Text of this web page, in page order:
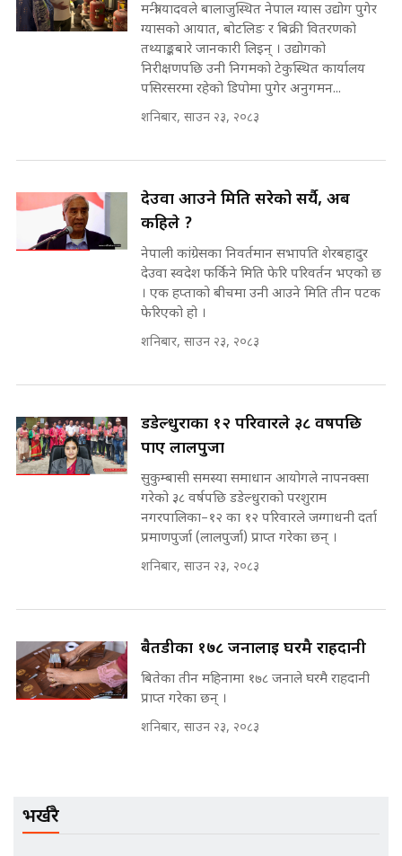
सहकारी पीडितसँग मन्त्री प्रतिभा रावलले
भनिन्–साथ दिनुहोस्, दबाब होइन ||
Sidhakura || Pratibha Rawal
Waterfall of Rasuwa ||
SIDHAKURA ||
कहिले बन्ला चक्रपथ ? विस्तार कार्यमा
किन भइरहेछ ढिलाइ ?The Ring Road
SIDHAKURA |
गुरुङ, भक्कानिए सांसदहरू ||
SIDHAKURA ||
उठिबास | The Dark Side of
'Poppo Live'-SIDHAKURA
INVESTIGATION
घुसको डिल || Raj Kumar Gupta ||
घुसको डिल गर्ने मन्त्रीकाे राजिनामा,
SIDHAKURA ||
प्रधानमन्त्री ? || SIDHAKURA ||
||
मन्त्री र पूर्व मन्त्रीको ७८ लाख घुस डिलको
SIDHAKURA |
मन्त्री राजकुमारलाई घुस दिने विचौलीया
मन्त्रीले घुस डिल गरेको अडियो ! दुई झोला
नोट मन्त्रीलाई घुस | SIDHAKURA |
मन्त्री यादवले बालाजुस्थित नेपाल ग्यास उद्योग पुगेर
ग्यासको आयात, बोटलिङ र बिक्री वितरणको
तथ्याङ्कबारे जानकारी लिइन् । उद्योगको
निरीक्षणपछि उनी निगमको टेकुस्थित कार्यालय
पसिरसरमा रहेको डिपोमा पुगेर अनुगमन...
शनिबार, साउन २३, २०८३
देउवा आउने मिति सरेको सर्यै, अब
कहिले ?
नेपाली कांग्रेसका निवर्तमान सभापति शेरबहादुर
देउवा स्वदेश फर्किने मिति फेरि परिवर्तन भएको छ
। एक हप्ताको बीचमा उनी आउने मिति तीन पटक
फेरिएको हो ।
शनिबार, साउन २३, २०८३
डडेल्धुराका १२ परिवारले ३८ वर्षपछि
पाए लालपुर्जा
सुकुम्बासी समस्या समाधान आयोगले नापनक्सा
गरेको ३८ वर्षपछि डडेल्धुराको परशुराम
नगरपालिका–१२ का १२ परिवारले जग्गाधनी दर्ता
प्रमाणपुर्जा (लालपुर्जा) प्राप्त गरेका छन् ।
शनिबार, साउन २३, २०८३
बैतडीका १७८ जनालाई घरमै राहदानी
बितेका तीन महिनामा १७८ जनाले घरमै राहदानी
प्राप्त गरेका छन् ।
शनिबार, साउन २३, २०८३
भर्खरै